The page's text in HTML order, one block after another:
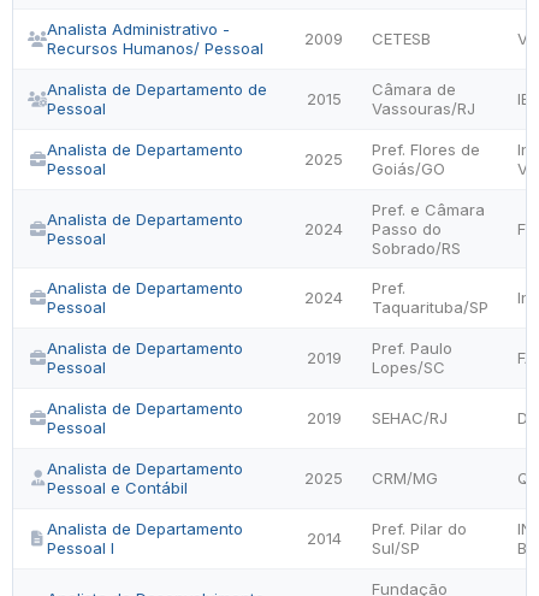
Analista Administrativo -
Recursos Humanos/ Pessoal
2009 CETESB
Analista de Departamento de
Pessoal
2015
Câmara de
Vassouras/RJ
Analista de Departamento
Pessoal
2025
Pref. Flores de
Goiás/GO
Analista de Departamento
Pessoal
2024
Pref. e Câmara
Passo do
Sobrado/RS
Analista de Departamento
Pessoal
2024
Pref.
Taquarituba/SP
Analista de Departamento
Pessoal
2019
Pref. Paulo
Lopes/SC
Analista de Departamento
Pessoal
2019 SEHAC/RJ
Analista de Departamento
Pessoal e Contábil
2025 CRM/MG
Analista de Departamento
Pessoal I
2014
Pref. Pilar do
Sul/SP
Fundação